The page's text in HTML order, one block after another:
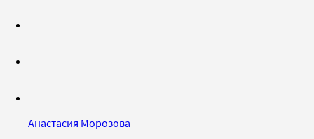
Анастасия Морозова